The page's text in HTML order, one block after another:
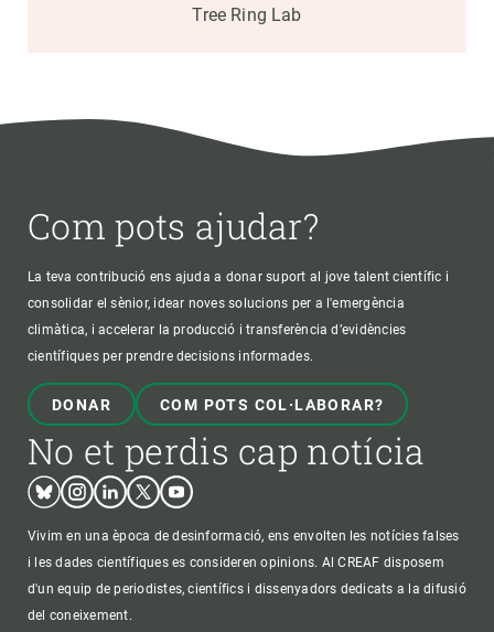
Tree Ring Lab
Com pots ajudar?
La teva contribució ens ajuda a donar suport al jove talent científic i
consolidar el sènior, idear noves solucions per a l'emergència
climàtica, i accelerar la producció i transferència d’evidències
científiques per prendre decisions informades.
DONAR COM POTS COL·LABORAR?
No et perdis cap notícia
BlueskyInstagram
LinkedinTwitterYoutube
Vivim en una època de desinformació, ens envolten les notícies falses
i les dades científiques es consideren opinions. Al CREAF disposem
d'un equip de periodistes, científics i dissenyadors dedicats a la difusió
del coneixement.